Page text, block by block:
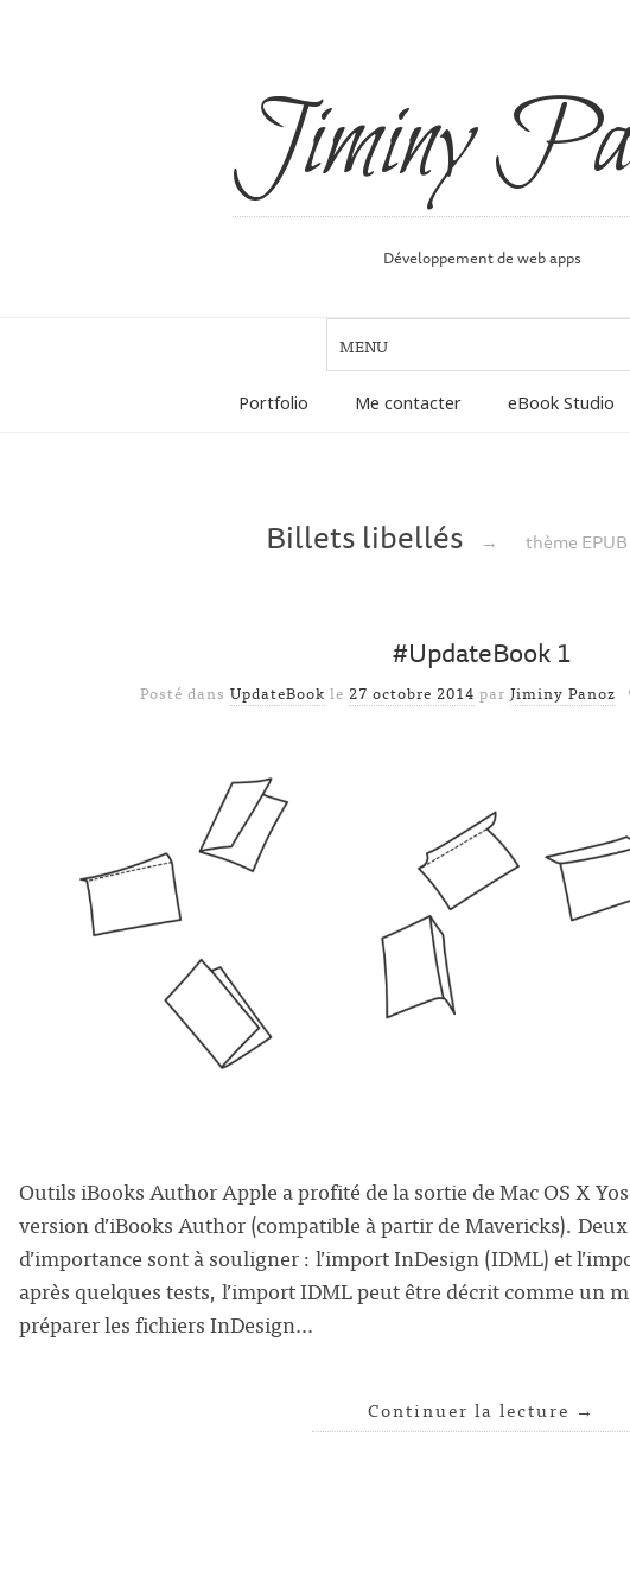
Jiminy
Développement de web apps
Portfolio Me contacter eBook Studio
Billets libellés → thème
#UpdateBook 1
Posté dans UpdateBook le 27 octobre 2014 par Jiminy Panoz
Outils iBooks Author Apple a profité de la sortie de Mac OS X
version d’iBooks Author (compatible à partir de Mavericks).
d’importance sont à souligner : l’import InDesign (IDML) et
après quelques tests, l’import IDML peut être décrit comme
préparer les fichiers InDesign…
Continuer la lecture →